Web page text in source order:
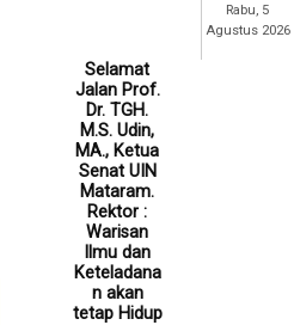
Rabu, 5
Agustus 2026
Selamat
Jalan Prof.
Dr. TGH.
M.S. Udin,
MA., Ketua
Senat UIN
Mataram.
Rektor :
Warisan
Ilmu dan
Keteladana
n akan
tetap Hidup